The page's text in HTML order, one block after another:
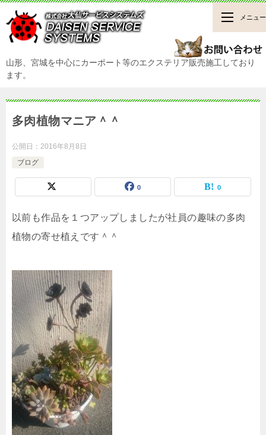
山形、宮城を中心にカーポート等のエクステリア販売施工しており
ます。
メニュー
多肉植物マニア＾＾
公開日： 2016年8月8日
ブログ
0 0
以前も作品を１つアップしましたが社員の趣味の多肉
植物の寄せ植えです＾＾